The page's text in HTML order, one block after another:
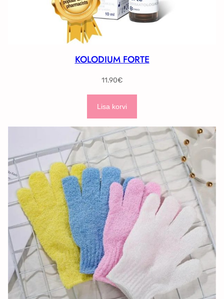
KOLODIUM FORTE
11.90€
Lisa korvi